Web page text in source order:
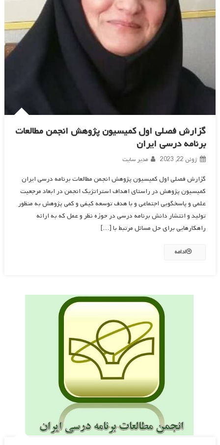
گزارش فصلی اول کمیسیون پژوهش انجمن مطالعات
برنامه درسی ایران
ژوئن 22, 2023 مدیر سایت
گزارش فصلی اول کمیسیون پژوهش انجمن مطالعات برنامه درسی ایران
کمیسیون پژوهش در راستای اهداف استراتژیک انجمن در ابعاد مرجعیت
علمی و پاسخگویی اجتماعی و با هدف توسعه کیفی و کمی پژوهش به منظور
تولید و انتشار دانش برنامه درسی در حوزه نظر و عمل که به ارائه
راهکارهایی برای حل مسائل مرتبط با […]
ادامه